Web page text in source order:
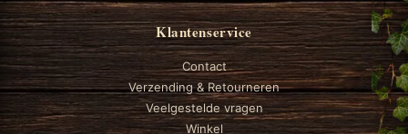
Klantenservice
Contact
Verzending & Retourneren
Veelgestelde vragen
Winkel